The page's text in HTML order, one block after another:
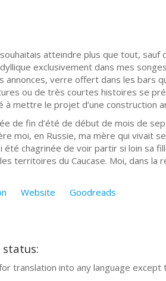
souhaitais atteindre plus que tout,
exclusivement dans mes
verre offert dans les bars
ou de très courtes histoires se
à mettre le projet d’une
de fin d’été de début de mois de
moi, en Russie, ma mère qui vivait
été chagrinée de voir partir si loin sa
territoires du Caucase. Moi, dans la
Website Goodreads
translation into any language